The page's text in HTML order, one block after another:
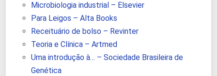
Microbiologia industrial – Elsevier
Para Leigos – Alta Books
Receituário de bolso – Revinter
Teoria e Clínica – Artmed
Uma introdução à… – Sociedade Brasileira de
Genética